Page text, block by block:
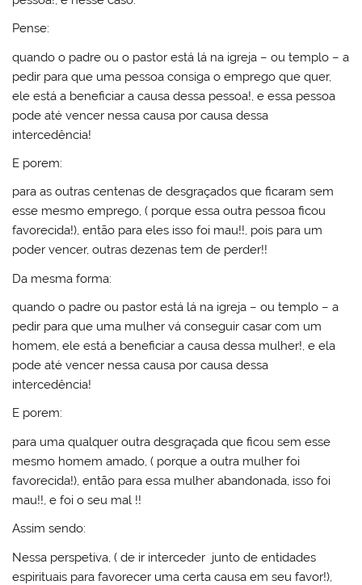
Pense:
quando o padre ou o pastor está lá na igreja – ou templo – a
pedir para que uma pessoa consiga o emprego que quer,
ele está a beneficiar a causa dessa pessoa!, e essa pessoa
pode até vencer nessa causa por causa dessa
intercedência!
E porem:
para as outras centenas de desgraçados que ficaram sem
esse mesmo emprego, ( porque essa outra pessoa ficou
favorecida!), então para eles isso foi mau!!, pois para um
poder vencer, outras dezenas tem de perder!!
Da mesma forma:
quando o padre ou pastor está lá na igreja – ou templo – a
pedir para que uma mulher vá conseguir casar com um
homem, ele está a beneficiar a causa dessa mulher!, e ela
pode até vencer nessa causa por causa dessa
intercedência!
E porem:
para uma qualquer outra desgraçada que ficou sem esse
mesmo homem amado, ( porque a outra mulher foi
favorecida!), então para essa mulher abandonada, isso foi
mau!!, e foi o seu mal !!
Assim sendo:
Nessa perspetiva, ( de ir interceder junto de entidades
espirituais para favorecer uma certa causa em seu favor!),